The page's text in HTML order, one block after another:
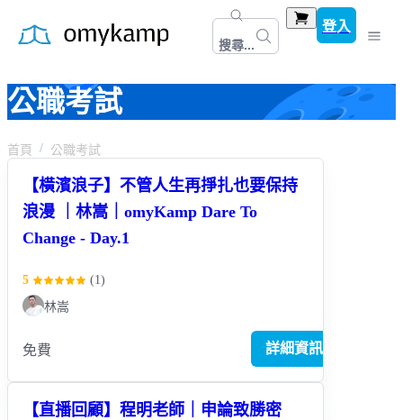
搜尋...
登入
公職考試
首頁 公職考試
【橫濱浪子】不管人生再掙扎也要保持
浪漫 ｜林嵩｜omyKamp Dare To
Change - Day.1
5 (1 )
林嵩
免費 詳細資訊
【直播回顧】程明老師｜申論致勝密